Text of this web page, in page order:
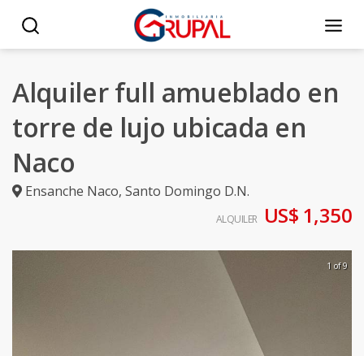
Alquiler full amueblado en
torre de lujo ubicada en
Naco
Ensanche Naco, Santo Domingo D.N.
ALQUILER US$ 1,350
1 of 9